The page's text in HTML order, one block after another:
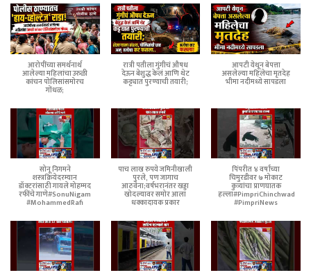
आरोपींच्या समर्थनार्थ
आलेल्या महिलांचा उरुळी
कांचन पोलिसांसमोरच
गोंधळ;
रात्री पतीला गुंगीचं औषध
देऊन बेशुद्ध केलं आणि थेट
कट्ट्यात पुरण्याची तयारी;
आपटी येथून बेपत्ता
असलेल्या महिलेचा मृतदेह
भीमा नदीमध्ये सापडला
सोनू निगमने
शस्त्रक्रियेदरम्यान
डॉक्टरांसाठी गायले मोहम्मद
रफींचे गाणे#SonuNigam
#MohammedRafi
पाच लाख रुपये जमिनीखाली
पुरले, पण जागाच
आठवेना;वर्षभरानंतर खड्डा
खोदल्यावर समोर आला
धक्कादायक प्रकार
पिंपरीत ४ वर्षांच्या
चिमुरडीवर ७ मोकाट
कुत्र्यांचा प्राणघातक
हल्ला#PimpriChinchwad
#PimpriNews